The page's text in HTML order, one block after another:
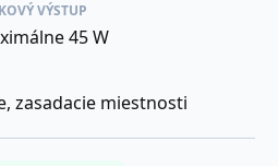
VÝSTUP
45 W
zasadacie miestnosti